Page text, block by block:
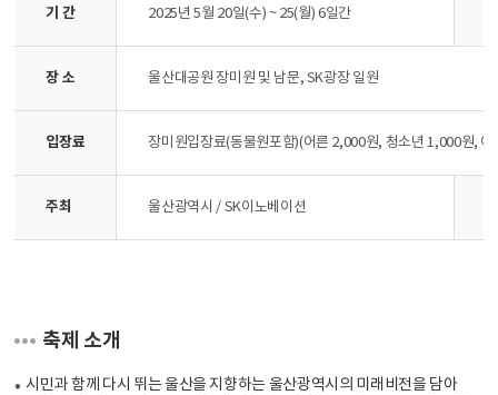
기 간 2025년 5월 20일(수) ~ 25(월) 6일간
장 소 울산대공원 장미원 및 남문, SK광장 일원
입장료 장미원입장료(동물원포함)(어른 2,000원, 청소년 1,000원,
주최 울산광역시 / SK이노베이션
축제 소개
시민과 함께 다시 뛰는 울산을 지향하는 울산광역시의 미래비전을 담아